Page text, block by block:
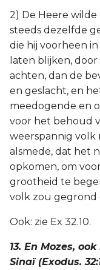
2) De Heere wilde
steeds dezelfde
die hij voorheen
laten blijken,
achten, dan de
en geslacht, en
meedogende en
voor het behoud
weerspannig volk
alsmede, dat het
opkomen, om
grootheid te
volk zou gegrond
Ook: zie Ex 32.10.
13. En Mozes,
Sinaï (Exodus.